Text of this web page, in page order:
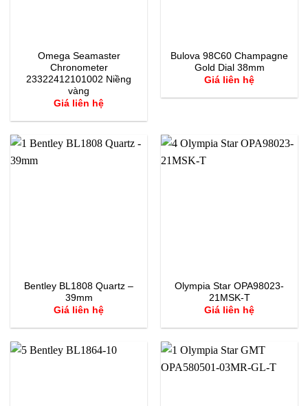
Omega Seamaster
Chronometer
23322412101002 Niềng
vàng
Giá liên hệ
Bulova 98C60 Champagne
Gold Dial 38mm
Giá liên hệ
Bentley BL1808 Quartz –
39mm
Giá liên hệ
Olympia Star OPA98023-
21MSK-T
Giá liên hệ